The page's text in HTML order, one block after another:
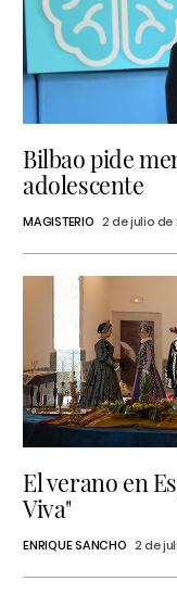
Bilbao pide
adolescente
MAGISTERIO 2 de julio de
El verano en
Viva"
ENRIQUE SANCHO 2 de